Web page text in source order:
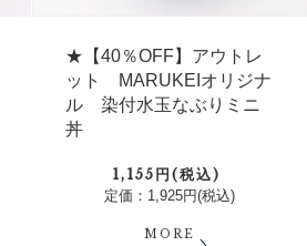
★【40％OFF】アウトレ
ット MARUKEIオリジナ
ル 染付水玉なぶりミニ
丼
1,155円(税込)
定価：1,925円(税込)
MORE